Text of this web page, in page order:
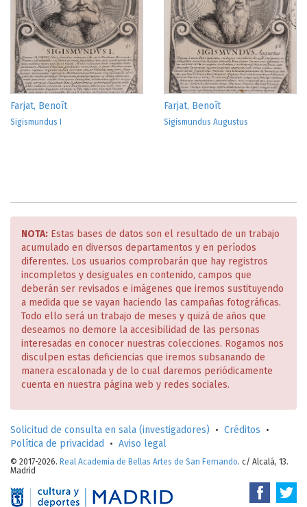
Farjat, Benoît
Sigismundus I
Farjat, Benoît
Sigismundus Augustus
NOTA: Estas bases de datos son el resultado de un trabajo
acumulado en diversos departamentos y en períodos
diferentes. Los usuarios comprobarán que hay registros
incompletos y desiguales en contenido, campos que
deberán ser revisados e imágenes que iremos sustituyendo
a medida que se vayan haciendo las campañas fotográficas.
Todo ello será un trabajo de meses y quizá de años que
deseamos no demore la accesibilidad de las personas
interesadas en conocer nuestras colecciones. Rogamos nos
disculpen estas deficiencias que iremos subsanando de
manera escalonada y de lo cual daremos periódicamente
cuenta en nuestra página web y redes sociales.
Solicitud de consulta en sala (investigadores) • Créditos •
Política de privacidad
• Aviso legal
© 2017-2026. Real Academia de Bellas Artes de San Fernando. c/ Alcalá, 13.
Madrid